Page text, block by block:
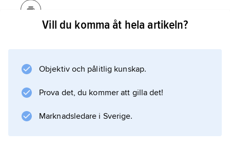
emellertid ingen antisocialistisk
partisammanslagning, och 1922 upplöstes
koalitionen. Därefter styrde Konservativa
stod under depressionsåren på 1930-talet för
Vill du komma åt hela artikeln?
Objektiv och pålitlig kunskap.
Prova det, du kommer att gilla det!
Marknadsledare i Sverige.